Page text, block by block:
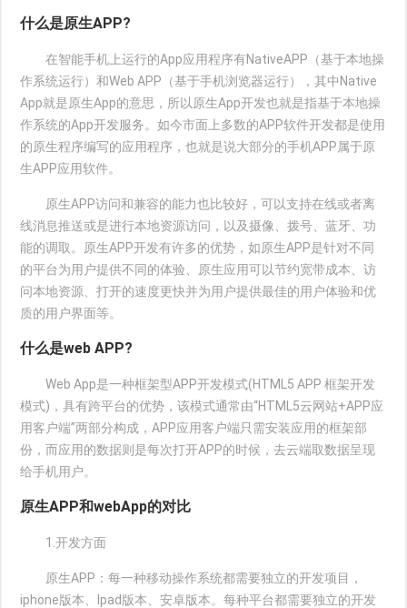
什么是原生APP?
在智能手机上运行的App应用程序有NativeAPP（基于本地操
作系统运行）和Web APP（基于手机浏览器运行），其中Native
App就是原生App的意思，所以原生App开发也就是指基于本地操
作系统的App开发服务。如今市面上多数的APP软件开发都是使用
的原生程序编写的应用程序，也就是说大部分的手机APP属于原
生APP应用软件。
原生APP访问和兼容的能力也比较好，可以支持在线或者离
线消息推送或是进行本地资源访问，以及摄像、拨号、蓝牙、功
能的调取。原生APP开发有许多的优势，如原生APP是针对不同
的平台为用户提供不同的体验、原生应用可以节约宽带成本、访
问本地资源、打开的速度更快并为用户提供最佳的用户体验和优
质的用户界面等。
什么是web APP?
Web App是一种框架型APP开发模式(HTML5 APP 框架开发
模式)，具有跨平台的优势，该模式通常由“HTML5云网站+APP应
用客户端”两部分构成，APP应用客户端只需安装应用的框架部
份，而应用的数据则是每次打开APP的时候，去云端取数据呈现
给手机用户。
原生APP和webApp的对比
1.开发方面
原生APP：每一种移动操作系统都需要独立的开发项目，
iphone版本、Ipad版本、安卓版本。每种平台都需要独立的开发